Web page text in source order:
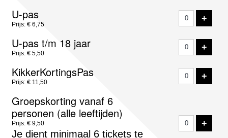
U-pas
Prijs: € 6,75
+
U-pas t/m 18 jaar
Prijs: € 5,50
+
KikkerKortingsPas
Prijs: € 11,50
+
Groepskorting vanaf 6
personen (alle leeftijden)
Prijs: € 9,50
Je dient minimaal 6 tickets te
+